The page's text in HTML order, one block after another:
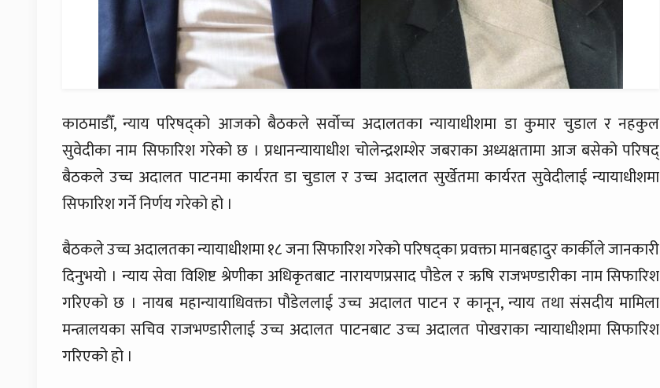
काठमाडौँ, न्याय परिषद्को आजको बैठकले सर्वोच्च अदालतका न्यायाधीशमा डा कुमार चुडाल र नहकुल
सुवेदीका नाम सिफारिश गरेको छ । प्रधानन्यायाधीश चोलेन्द्रशम्शेर जबराका अध्यक्षतामा आज बसेको परिषद्
बैठकले उच्च अदालत पाटनमा कार्यरत डा चुडाल र उच्च अदालत सुर्खेतमा कार्यरत सुवेदीलाई न्यायाधीशमा
सिफारिश गर्ने निर्णय गरेको हो ।
बैठकले उच्च अदालतका न्यायाधीशमा १८ जना सिफारिश गरेको परिषद्का प्रवक्ता मानबहादुर कार्कीले जानकारी
दिनुभयो । न्याय सेवा विशिष्ट श्रेणीका अधिकृतबाट नारायणप्रसाद पौडेल र ऋषि राजभण्डारीका नाम सिफारिश
गरिएको छ । नायब महान्यायाधिवक्ता पौडेललाई उच्च अदालत पाटन र कानून, न्याय तथा संसदीय मामिला
मन्त्रालयका सचिव राजभण्डारीलाई उच्च अदालत पाटनबाट उच्च अदालत पोखराका न्यायाधीशमा सिफारिश
गरिएको हो ।